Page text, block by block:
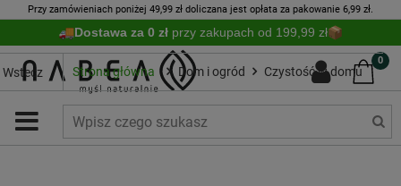
Przy zamówieniach poniżej 49,99 zł doliczana jest opłata za pakowanie 6,99 zł.
Dostawa za 0 zł przy zakupach od 199,99 zł
0
Wstecz Strona główna Dom i ogród Czystość w domu